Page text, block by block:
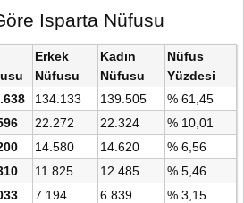
Isparta Nüfusu
Erkek
Nüfusu
Kadın
Nüfusu
Nüfus
Yüzdesi
134.133 139.505
% 61,45
22.272 22.324
% 10,01
14.580 14.620
% 6,56
11.825 12.485
% 5,46
7.194 6.839
% 3,15